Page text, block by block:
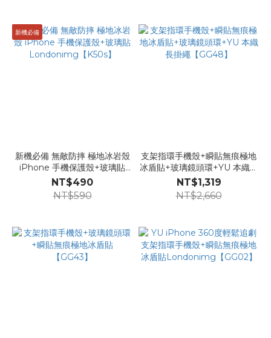
新機必備
新機必備 無敵防摔 極地冰岩殼
iPhone 手機保護殼+玻璃貼
Londonimg【K50s】
NT$490
NT$590
支架指環手機殼+瞬貼無痕極地
冰盾貼+玻璃鏡頭環+YU 本織長
掛繩【GG48】
NT$1,319
NT$2,660